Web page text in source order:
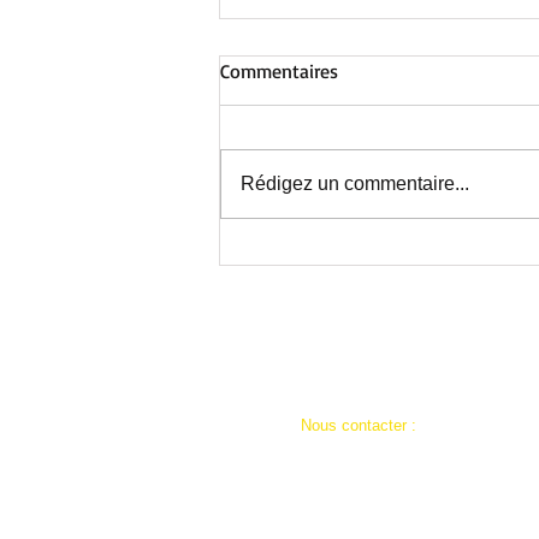
Commentaires
Rédigez un commentaire...
​​Nous contacter :